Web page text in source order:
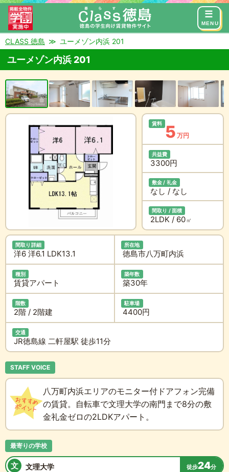
MENU
来店予約 お問い合わせ
CLASS 徳島 ユーメゾン内浜 201
ユーメゾン内浜 201
賃料 5 万円
共益費
3300円
敷金 / 礼金
なし / なし
間取り / 面積
2LDK / 60㎡
間取り詳細
洋6 洋6.1 LDK13.1
所在地
徳島市八万町内浜
種別
賃貸アパート
築年数
築30年
階数
2階 / 2階建
駐車場
4400円
交通
JR徳島線 二軒屋駅 徒歩11分
STAFF VOICE
八万町内浜エリアのモニター付ドアフォン完備
の賃貸。自転車で文理大学の南門まで8分の敷
金礼金ゼロの2LDKアパート。
最寄りの学校
文 文理大学 徒歩24分